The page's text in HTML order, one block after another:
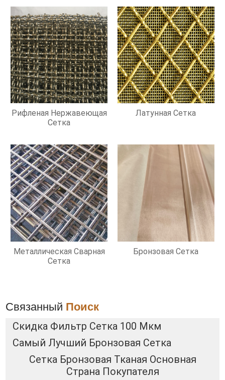
Рифленая Нержавеющая
Сетка
Латунная Сетка
Металлическая Сварная
Сетка
Бронзовая Сетка
Связанный Поиск
Скидка Фильтр Сетка 100 Мкм
Самый Лучший Бронзовая Сетка
Сетка Бронзовая Тканая Основная
Страна Покупателя